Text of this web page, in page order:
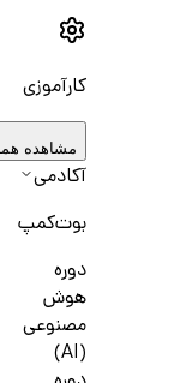
کارآموزی
مشاهده
آکادمی
بوت‌کمپ
دوره
هوش
مصنوعی
(AI)